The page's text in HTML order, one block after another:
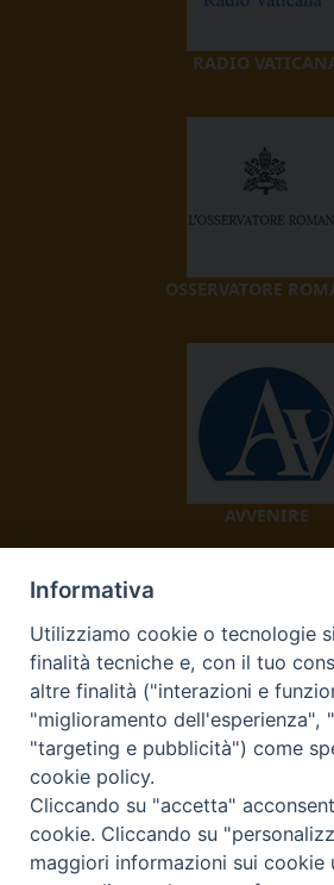
RADIO
OSSERVATORE
AVVENIRE
TV 2000
Diocesi di
Informativa
Utilizziamo cookie o tecnologie
finalità tecniche e, con il tuo
altre finalità ("interazioni e
"miglioramento dell'esperienza",
"targeting e pubblicità") come
cookie policy.
Cliccando su "accetta"
cookie. Cliccando su
maggiori informazioni sui cookie